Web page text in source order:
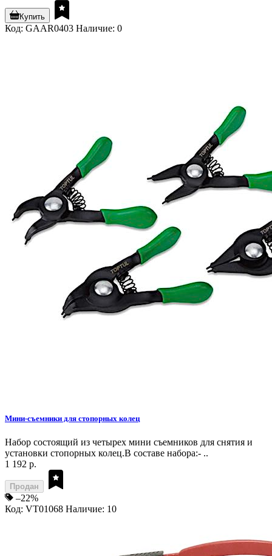
Купить
Код: GAAR0403 Наличие: 0
Мини-съемники для стопорных колец
Набор состоящий из четырех мини съемников для снятия и
установки стопорных колец.В составе набора:- ..
1 192 р.
Продан
–22%
Код: VT01068 Наличие: 10